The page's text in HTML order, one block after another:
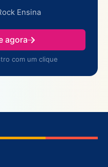
Ensina
agora
com um clique